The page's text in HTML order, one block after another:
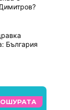
България